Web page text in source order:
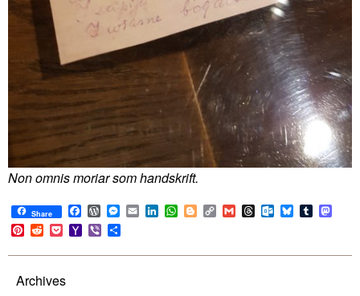
Non omnis moriar som handskrift.
Share Facebook
WordPress
Messenger
EmailLinkedIn
WhatsApp
BloggerCopy
Link
GmailThreadsOutlook.com
BlueskyTumblr
Pinterest
RedditPocketYahoo
Mail
Viber
Archives